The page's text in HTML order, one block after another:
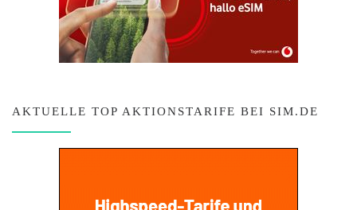
AKTUELLE TOP AKTIONSTARIFE BEI SIM.DE